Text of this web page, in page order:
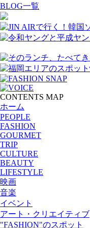
BLOG一覧
CONTENTS MAP
ホーム
PEOPLE
FASHION
GOURMET
TRIP
CULTURE
BEAUTY
LIFESTYLE
映画
音楽
イベント
アート・クリエイティブ
"FASHION"のスポット